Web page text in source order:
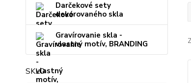
Darčekové sety
dekorovaného skla
Gravírovanie skla -
vlastný motív, BRANDING
SKLO